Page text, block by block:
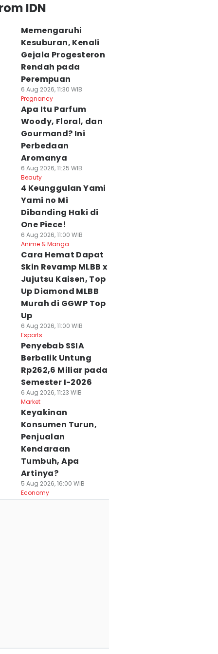
IDN
Memengaruhi
Kesuburan, Kenali
Gejala Progesteron
Rendah pada
Perempuan
6 Aug 2026, 11:30 WIB
Pregnancy
Apa Itu Parfum
Woody, Floral, dan
Gourmand? Ini
Perbedaan
Aromanya
6 Aug 2026, 11:25 WIB
Beauty
4 Keunggulan Yami
Yami no Mi
Dibanding Haki di
One Piece!
6 Aug 2026, 11:00 WIB
Anime & Manga
Cara Hemat Dapat
Skin Revamp MLBB x
Jujutsu Kaisen, Top
Up Diamond MLBB
Murah di GGWP Top
Up
6 Aug 2026, 11:00 WIB
Esports
Penyebab SSIA
Berbalik Untung
Rp262,6 Miliar pada
Semester I-2026
6 Aug 2026, 11:23 WIB
Market
Keyakinan
Konsumen Turun,
Penjualan
Kendaraan
Tumbuh, Apa
Artinya?
5 Aug 2026, 16:00 WIB
Economy